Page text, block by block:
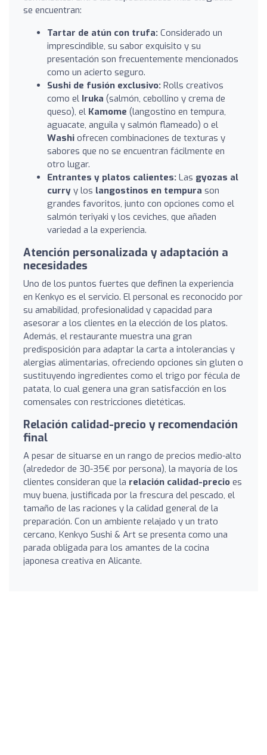
se encuentran:
Tartar de atún con trufa: Considerado un
imprescindible, su sabor exquisito y su
presentación son frecuentemente mencionados
como un acierto seguro.
Sushi de fusión exclusivo: Rolls creativos
como el Iruka (salmón, cebollino y crema de
queso), el Kamome (langostino en tempura,
aguacate, anguila y salmón flameado) o el
Washi ofrecen combinaciones de texturas y
sabores que no se encuentran fácilmente en
otro lugar.
Entrantes y platos calientes: Las gyozas al
curry y los langostinos en tempura son
grandes favoritos, junto con opciones como el
salmón teriyaki y los ceviches, que añaden
variedad a la experiencia.
Atención personalizada y adaptación a
necesidades
Uno de los puntos fuertes que definen la experiencia
en Kenkyo es el servicio. El personal es reconocido por
su amabilidad, profesionalidad y capacidad para
asesorar a los clientes en la elección de los platos.
Además, el restaurante muestra una gran
predisposición para adaptar la carta a intolerancias y
alergias alimentarias, ofreciendo opciones sin gluten o
sustituyendo ingredientes como el trigo por fécula de
patata, lo cual genera una gran satisfacción en los
comensales con restricciones dietéticas.
Relación calidad-precio y recomendación
final
A pesar de situarse en un rango de precios medio-alto
(alrededor de 30-35€ por persona), la mayoría de los
clientes consideran que la relación calidad-precio es
muy buena, justificada por la frescura del pescado, el
tamaño de las raciones y la calidad general de la
preparación. Con un ambiente relajado y un trato
cercano, Kenkyo Sushi & Art se presenta como una
parada obligada para los amantes de la cocina
japonesa creativa en Alicante.